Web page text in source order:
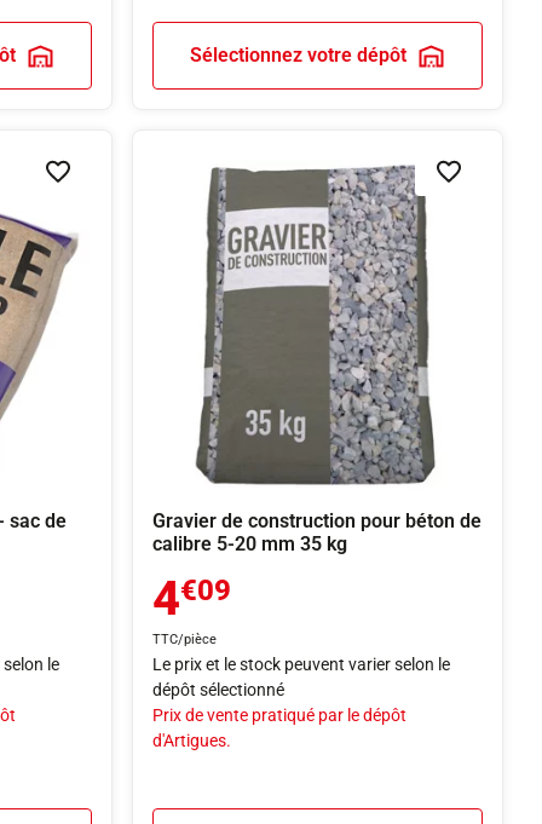
Sélectionnez votre dépôt
Ajouter à la liste de souhaits
sac de
le
Ajouter à la
Gravier de construction pour béton de
calibre 5-20 mm 35 kg
4€09
TTC/pièce
Le prix et le stock peuvent varier selon le
dépôt sélectionné
Prix de vente pratiqué par le dépôt
d'Artigues.